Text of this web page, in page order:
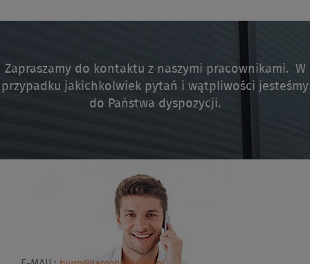
Zapraszamy do kontaktu z naszymi pracownikami. W
przypadku jakichkolwiek pytań i wątpliwości jesteśmy
do Państwa dyspozycji.